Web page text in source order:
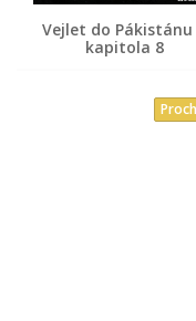
Vejlet do Pákistánu
kapitola 8